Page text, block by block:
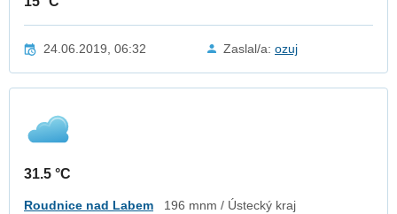
24.06.2019, 06:32 Zaslal/a: ozuj
31.5 °C
Roudnice nad Labem 196 mnm / Ústecký kraj